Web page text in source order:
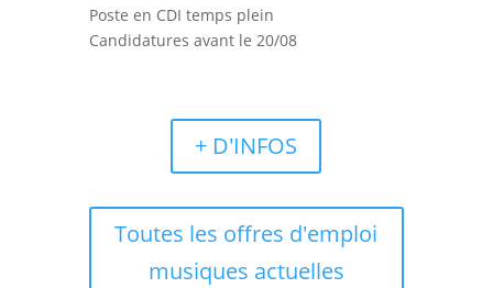
Poste en CDI temps plein
Candidatures avant le 20/08
+ D'INFOS
Toutes les offres d'emploi
musiques actuelles